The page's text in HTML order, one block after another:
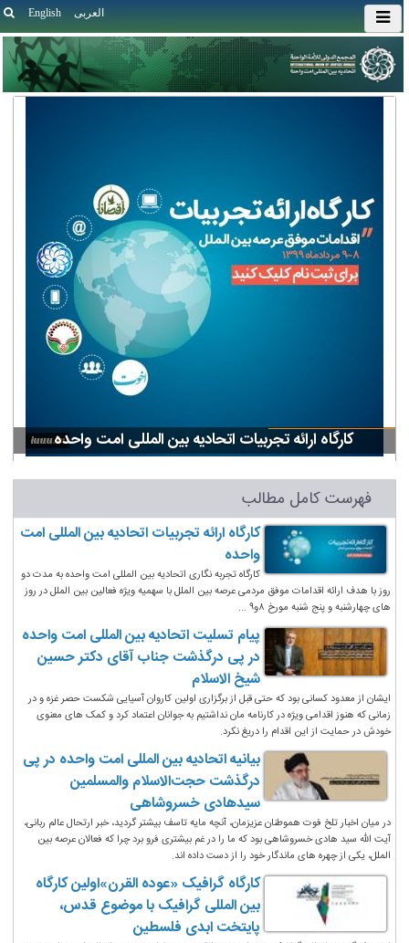
English العربی
کارگاه ارائه تجربیات اتحادیه بین المللی امت واحده
فهرست کامل مطالب
کارگاه ارائه تجربیات اتحادیه بین المللی امت
واحده
کارگاه تجربه نگاری اتحادیه بین المللی امت واحده به مدت دو
روز با هدف ارائه اقدامات موفق مردمی عرصه بین الملل با سهمیه ویژه فعالین بین الملل در روز
های چهارشنبه و پنج شنبه مورخ ۸و۹ ...
پیام تسلیت اتحادیه بین المللی امت واحده
در پی درگذشت جناب آقای دکتر حسین
شیخ الاسلام
ایشان از معدود کسانی بود که حتی قبل از برگزاری اولین کاروان آسیایی شکست حصر غزه و در
زمانی که هنوز اقدامی ویژه در کارنامه مان نداشتیم به جوانان اعتماد کرد و کمک های معنوی
خودش در حمایت از این اقدام را دریغ نکرد.
بیانیه اتحادیه بین المللی امت واحده در پی
درگذشت حجت‌الاسلام والمسلمین
سیدهادی خسروشاهی
در میان اخبار تلخ فوت هموطنان عزیزمان، آنچه مایه تاسف بیشتر گردید، خبر ارتحال عالم ربانی،
آیت الله سید هادی خسروشاهی بود که ما را در غم بیشتری فرو برد چرا که فعالان عرصه بین
الملل، یکی از چهره های ماندگار خود را از دست داده اند.
کارگاه گرافیک «عوده القرن»اولین کارگاه
بین المللی گرافیک با موضوع قدس،
پایتخت ابدی فلسطین